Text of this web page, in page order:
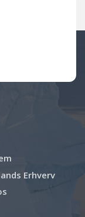
Erhverv